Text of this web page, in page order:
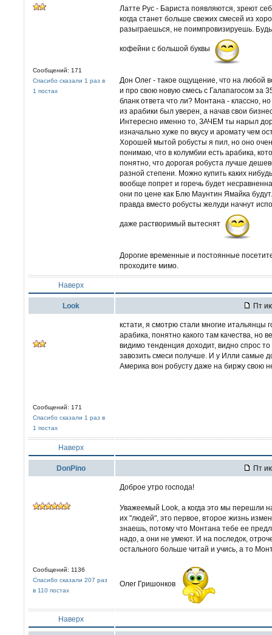
Сообщений: 171
Спасибо сказали 1 раз в
1 постах
Латте Рус - Бариста появляются, зреют
когда станет больше свежих смесей из
разыграешься, не поимпровизируешь.
кофейни с большой буквы
Дон Олег - такое ощущение, что на любой
и про свою новую смесь с Галапагосом за
бланк ответа что ли? Монтана - классно,
из арабики был уверен, а начав свои
Интересно именно то, ЗАЧЕМ ты нарыл
изначально хуже по вкусу и аромату чем
Хорошей мытой робусты я пил, но оно
понимаю, что в колумбии есть арабика,
понятно, что дорогая робуста лучше
разной степени. Можно купить каких
вообще попрет и горечь будет
они по цене как Блю Маунтин Ямайка
правда вместо робусты желуди начнут
даже растворимый вытеснят
Дорогие временные и постоянные
проходите мимо.
Наверх
Look Пт
Сообщений: 171
Спасибо сказали 1 раз в
1 постах
кстати, я смотрю стали многие итальянцы
арабика, понятно какого там качества, но
видимо тенденция доходит, видно спрос
завозить смеси получше. И у Илли самые
Америка вон робусту даже на биржу свою
Наверх
DonPino Пт
Сообщений: 1136
Спасибо сказали 207 раз
в 110 постах
Доброе утро господа!
Уважеемый Look, а когда это мы перешли
их "людей", это первое, второе жизнь
знаешь, потому что Монтана тебе ее
надо, а они не умеют. И на последок,
остального больше читай и учись, а то
Олег Гришонков
Наверх